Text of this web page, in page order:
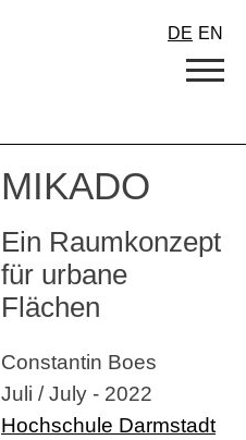
DE EN
MIKADO
Ein Raumkonzept
für urbane
Flächen
Constantin Boes
Juli / July - 2022
Hochschule Darmstadt